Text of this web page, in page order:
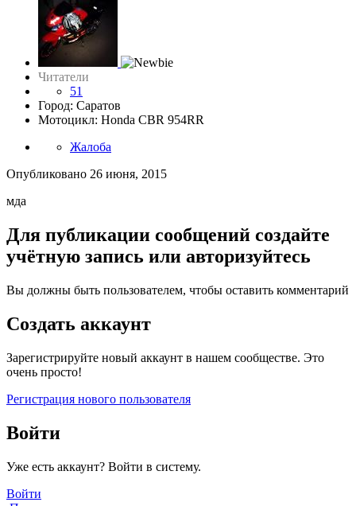
Читатели
51
Город: Саратов
Мотоцикл: Honda CBR 954RR
Жалоба
Опубликовано 26 июня, 2015
мда
Для публикации сообщений создайте
учётную запись или авторизуйтесь
Вы должны быть пользователем, чтобы оставить комментарий
Создать аккаунт
Зарегистрируйте новый аккаунт в нашем сообществе. Это
очень просто!
Регистрация нового пользователя
Войти
Уже есть аккаунт? Войти в систему.
Войти